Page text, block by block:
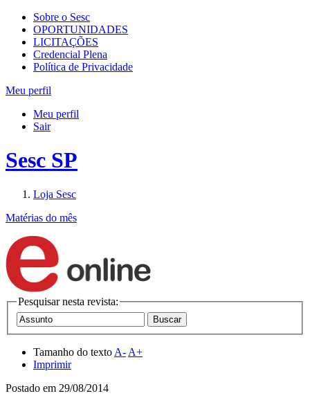
Sobre o Sesc
OPORTUNIDADES
LICITAÇÕES
Credencial Plena
Política de Privacidade
Meu perfil
Meu perfil
Sair
Sesc SP
Loja Sesc
Matérias do mês
Pesquisar nesta revista:
Tamanho do texto A- A+
Imprimir
Postado em 29/08/2014